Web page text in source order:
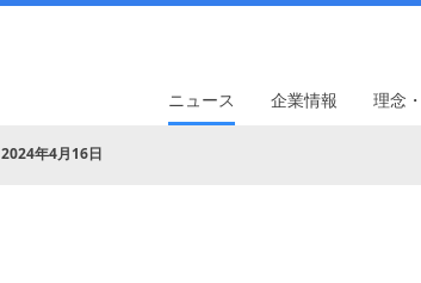
ニュース 企業情報 理念
2024年4月16日